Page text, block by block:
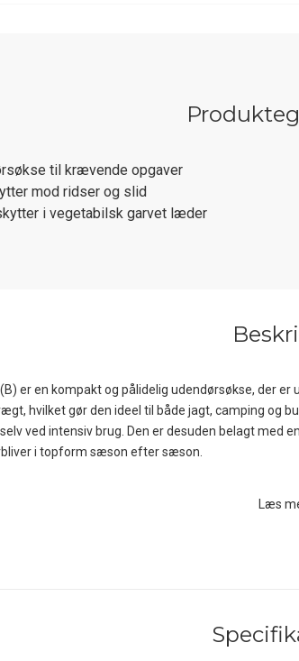
til krævende opgaver
mod ridser og slid
i vegetabilsk garvet læder
er en kompakt og pålidelig udendørsøkse, der
hvilket gør den ideel til både jagt, camping og
ved intensiv brug. Den er desuden belagt med
i topform sæson efter sæson.
Læs